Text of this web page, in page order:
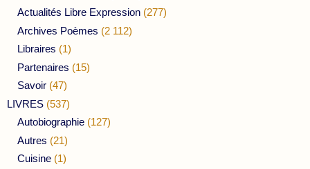
Actualités Libre Expression (277)
Archives Poèmes (2 112)
Libraires (1)
Partenaires (15)
Savoir (47)
LIVRES (537)
Autobiographie (127)
Autres (21)
Cuisine (1)